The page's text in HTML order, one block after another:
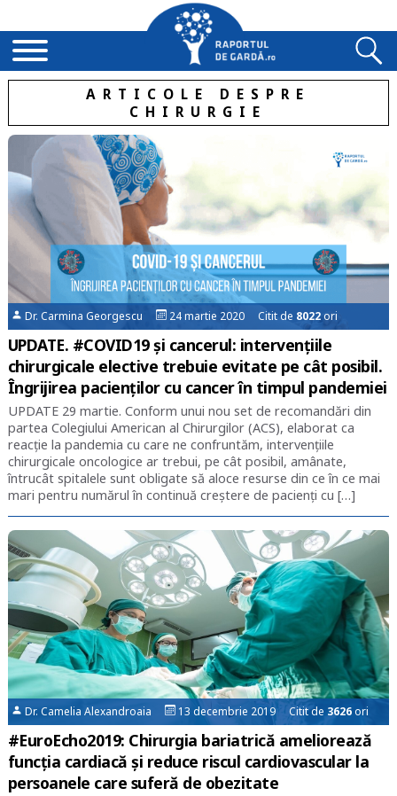
ARTICOLE DESPRE
CHIRURGIE
Dr. Carmina Georgescu 24 martie 2020 Citit de 8022ori
UPDATE. #COVID19 și cancerul: intervențiile
chirurgicale elective trebuie evitate pe cât posibil.
Îngrijirea pacienților cu cancer în timpul pandemiei
UPDATE 29 martie. Conform unui nou set de recomandări din
partea Colegiului American al Chirurgilor (ACS), elaborat ca
reacție la pandemia cu care ne confruntăm, intervențiile
chirurgicale oncologice ar trebui, pe cât posibil, amânate,
întrucât spitalele sunt obligate să aloce resurse din ce în ce mai
mari pentru numărul în continuă creștere de pacienți cu […]
Dr. Camelia Alexandroaia 13 decembrie 2019 Citit de 3626ori
#EuroEcho2019: Chirurgia bariatrică ameliorează
funcția cardiacă și reduce riscul cardiovascular la
persoanele care suferă de obezitate